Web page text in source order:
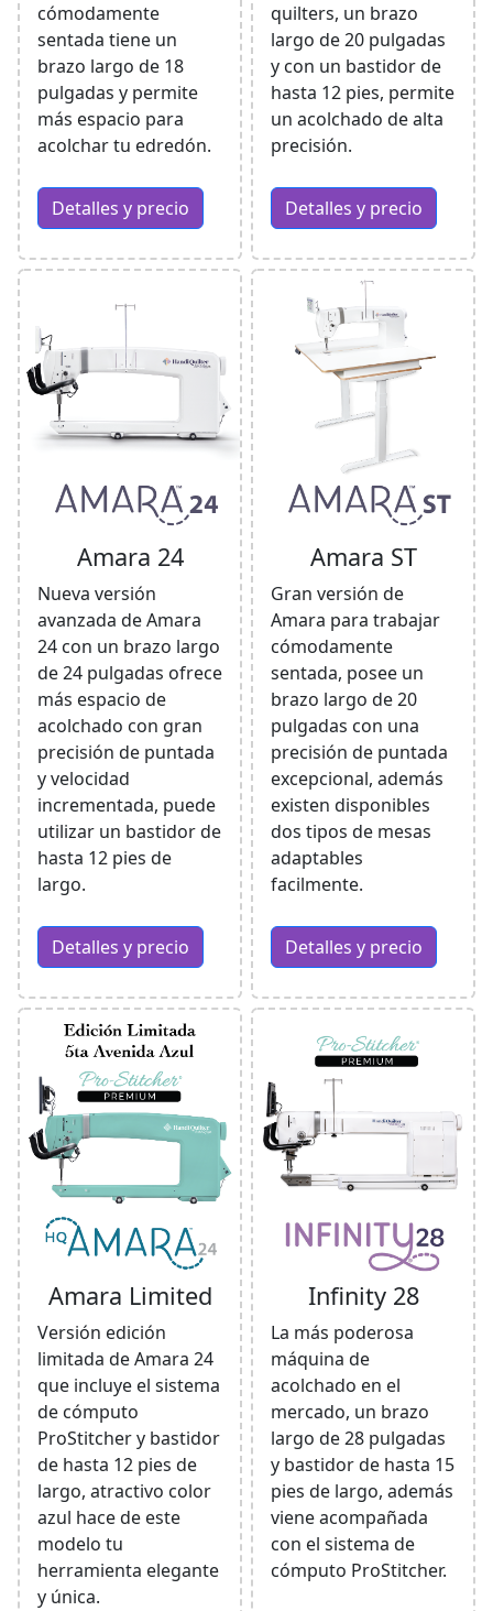
cómodamente
sentada tiene un
brazo largo de 18
pulgadas y permite
más espacio para
acolchar tu edredón.
Detalles y precio
quilters, un brazo
largo de 20 pulgadas
y con un bastidor de
hasta 12 pies, permite
un acolchado de alta
precisión.
Detalles y precio
Amara 24
Nueva versión
avanzada de Amara
24 con un brazo largo
de 24 pulgadas ofrece
más espacio de
acolchado con gran
precisión de puntada
y velocidad
incrementada, puede
utilizar un bastidor de
hasta 12 pies de
largo.
Detalles y precio
Amara ST
Gran versión de
Amara para trabajar
cómodamente
sentada, posee un
brazo largo de 20
pulgadas con una
precisión de puntada
excepcional, además
existen disponibles
dos tipos de mesas
adaptables
facilmente.
Detalles y precio
Amara Limited
Versión edición
limitada de Amara 24
que incluye el sistema
de cómputo
ProStitcher y bastidor
de hasta 12 pies de
largo, atractivo color
azul hace de este
modelo tu
herramienta elegante
y única.
Infinity 28
La más poderosa
máquina de
acolchado en el
mercado, un brazo
largo de 28 pulgadas
y bastidor de hasta 15
pies de largo, además
viene acompañada
con el sistema de
cómputo ProStitcher.